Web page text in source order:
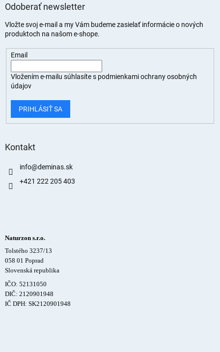
Odoberať newsletter
Vložte svoj e-mail a my Vám budeme zasielať informácie o nových
produktoch na našom e-shope.
Email
Vložením e-mailu súhlasíte s podmienkami ochrany osobných
údajov
PRIHLÁSIŤ SA
Kontakt
info@deminas.sk
+421 222 205 403
Naturzon s.r.o.
Tolstého 3237/13
058 01 Poprad
Slovenská republika
IČO: 52131050
DIČ: 2120901948
IČ DPH: SK2120901948